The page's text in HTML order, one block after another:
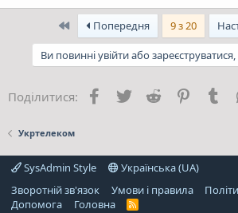
ПершийПопередня 9 з 20
Ви повинні увійти або
Поділитися: Facebook
Twitter Reddit
Укртелеком
SysAdmin Style
Українська (UA)
Зворотній зв'язок
Умови і правила
Дoпoмoга
Головна
R